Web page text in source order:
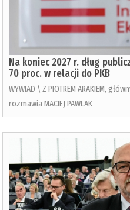
Na koniec 2027 r. dług
70 proc. w relacji do PKB
WYWIAD \ Z PIOTREM ARAKIEM,
rozmawia MACIEJ PAWLAK